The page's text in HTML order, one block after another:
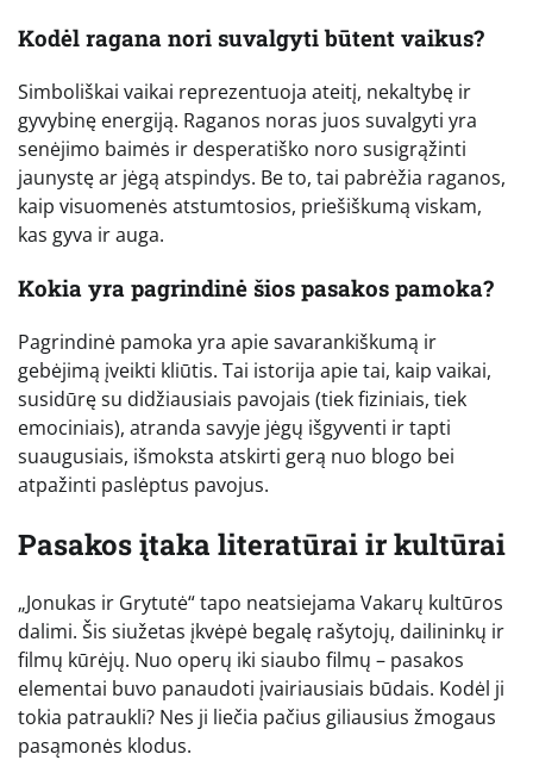
Kodėl ragana nori suvalgyti būtent vaikus?
Simboliškai vaikai reprezentuoja ateitį, nekaltybę ir
gyvybinę energiją. Raganos noras juos suvalgyti yra
senėjimo baimės ir desperatiško noro susigrąžinti
jaunystę ar jėgą atspindys. Be to, tai pabrėžia raganos,
kaip visuomenės atstumtosios, priešiškumą viskam,
kas gyva ir auga.
Kokia yra pagrindinė šios pasakos pamoka?
Pagrindinė pamoka yra apie savarankiškumą ir
gebėjimą įveikti kliūtis. Tai istorija apie tai, kaip vaikai,
susidūrę su didžiausiais pavojais (tiek fiziniais, tiek
emociniais), atranda savyje jėgų išgyventi ir tapti
suaugusiais, išmoksta atskirti gerą nuo blogo bei
atpažinti paslėptus pavojus.
Pasakos įtaka literatūrai ir kultūrai
„Jonukas ir Grytutė“ tapo neatsiejama Vakarų kultūros
dalimi. Šis siužetas įkvėpė begalę rašytojų, dailininkų ir
filmų kūrėjų. Nuo operų iki siaubo filmų – pasakos
elementai buvo panaudoti įvairiausiais būdais. Kodėl ji
tokia patraukli? Nes ji liečia pačius giliausius žmogaus
pasąmonės klodus.